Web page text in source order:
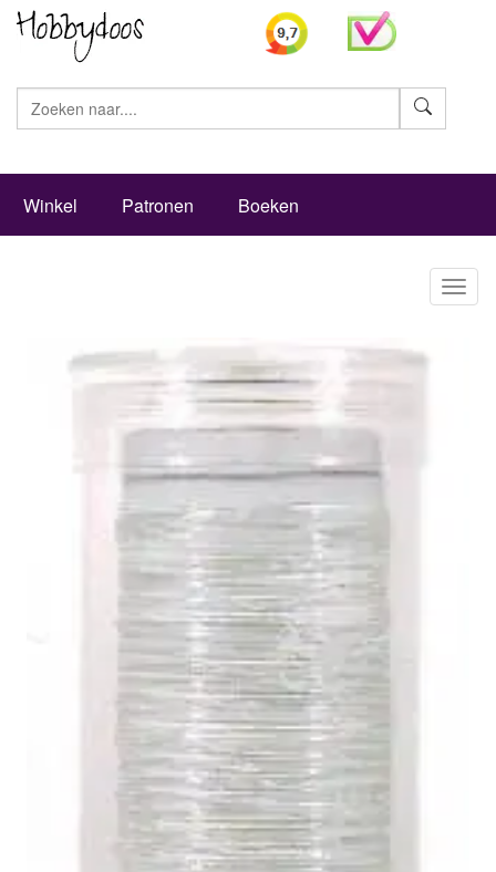
Winkel Patronen Boeken